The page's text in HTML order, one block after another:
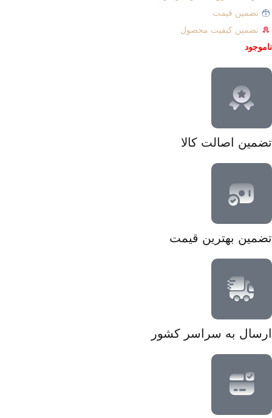
تضمین قیمت
تضمین کیفیت محصول
ناموجود
تضمین اصالت کالا
تضمین بهترین قیمت
ارسال به سراسر کشور